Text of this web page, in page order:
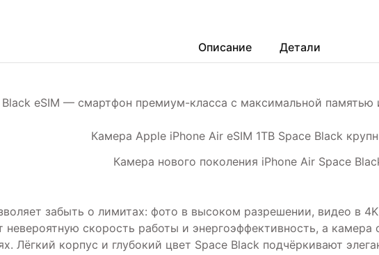
Описание Детали
Black eSIM — смартфон премиум-класса с максимальной памятью
Камера нового поколения iPhone Air Space
забыть о лимитах: фото в высоком разрешении, видео в
невероятную скорость работы и энергоэффективность, а
Лёгкий корпус и глубокий цвет Space Black подчёркивают